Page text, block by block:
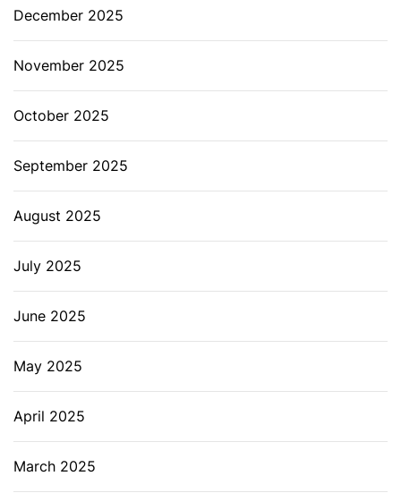
December 2025
November 2025
October 2025
September 2025
August 2025
July 2025
June 2025
May 2025
April 2025
March 2025